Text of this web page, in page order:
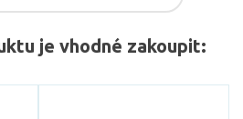
je vhodné zakoupit: